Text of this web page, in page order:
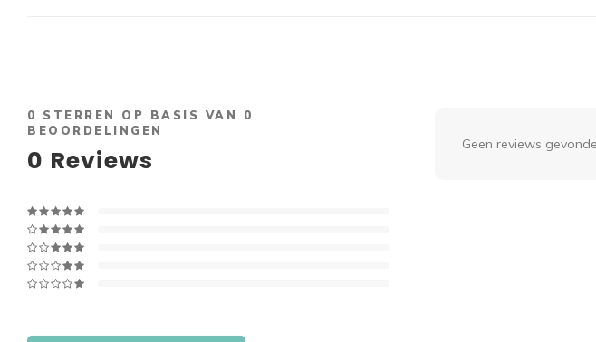
0 STERREN OP BASIS VAN 0
BEOORDELINGEN
0 Reviews
Geen reviews